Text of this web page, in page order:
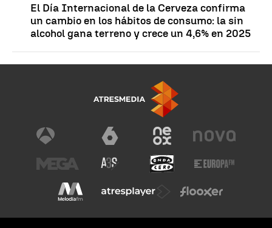
El Día Internacional de la Cerveza confirma
un cambio en los hábitos de consumo: la sin
alcohol gana terreno y crece un 4,6% en 2025